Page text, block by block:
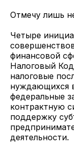
Отмечу лишь
Четыре
финансовой
Налоговый
налоговые
нуждающихся
федеральные
контрактную
поддержку
деятельности.